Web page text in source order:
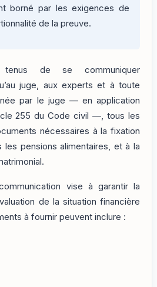
borné par les exigences de
de la preuve.
de se communiquer
juge, aux experts et à toute
par le juge — en application
255 du Code civil —, tous les
nécessaires à la fixation
pensions alimentaires, et à la
vise à garantir la
de la situation financière
à fournir peuvent inclure :